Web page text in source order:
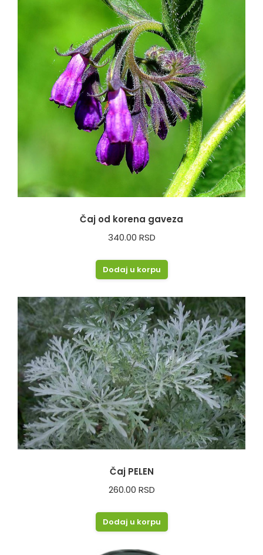
Čaj od korena gaveza
340.00 RSD
Dodaj u korpu
Čaj PELEN
260.00 RSD
Dodaj u korpu